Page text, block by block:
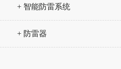
+ 智能防雷系统
+ 防雷器